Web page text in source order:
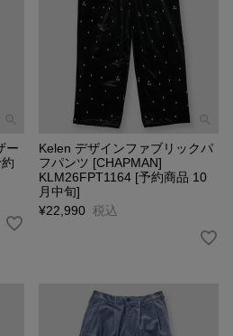
ー
Kelen デザインファブリックパ
フパンツ [CHAPMAN]
KLM26FPT1164 [予約商品 10
月中旬]
¥22,990 税込